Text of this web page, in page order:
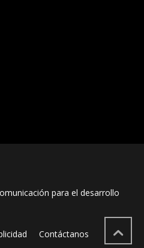
para el desarrollo
Contáctanos